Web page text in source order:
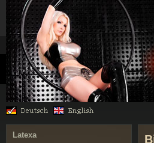
Latexa